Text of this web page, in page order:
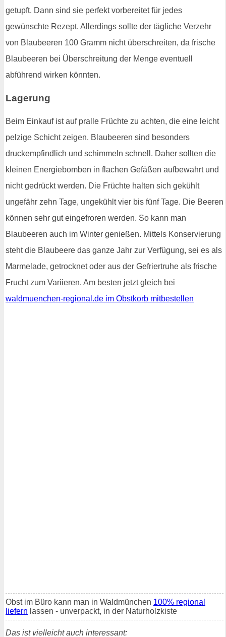
getupft. Dann sind sie perfekt vorbereitet für jedes
gewünschte Rezept. Allerdings sollte der tägliche Verzehr
von Blaubeeren 100 Gramm nicht überschreiten, da frische
Blaubeeren bei Überschreitung der Menge eventuell
abführend wirken könnten.
Lagerung
Beim Einkauf ist auf pralle Früchte zu achten, die eine leicht
pelzige Schicht zeigen. Blaubeeren sind besonders
druckempfindlich und schimmeln schnell. Daher sollten die
kleinen Energiebomben in flachen Gefäßen aufbewahrt und
nicht gedrückt werden. Die Früchte halten sich gekühlt
ungefähr zehn Tage, ungekühlt vier bis fünf Tage. Die Beeren
können sehr gut eingefroren werden. So kann man
Blaubeeren auch im Winter genießen. Mittels Konservierung
steht die Blaubeere das ganze Jahr zur Verfügung, sei es als
Marmelade, getrocknet oder aus der Gefriertruhe als frische
Frucht zum Variieren. Am besten jetzt gleich bei
waldmuenchen-regional.de im Obstkorb mitbestellen
Obst im Büro kann man in Waldmünchen 100% regional
liefern lassen - unverpackt, in der Naturholzkiste
Das ist vielleicht auch interessant: